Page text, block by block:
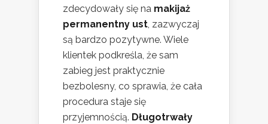
zdecydowały się na makijaż
permanentny ust, zazwyczaj
są bardzo pozytywne. Wiele
klientek podkreśla, że sam
zabieg jest praktycznie
bezbolesny, co sprawia, że cała
procedura staje się
przyjemnością. Długotrwały